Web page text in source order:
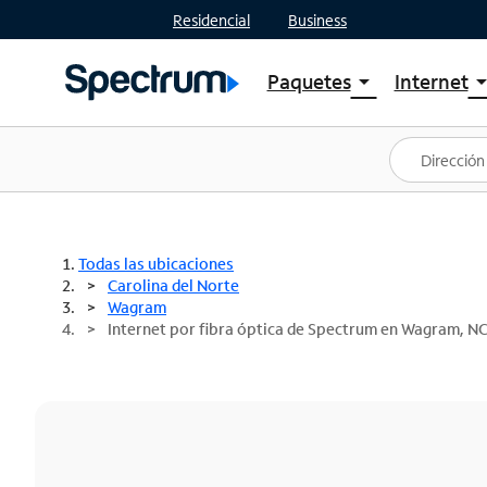
Residencial Business
Paquetesarrow_drop_down
Ver paquetes
Spectrum One
Mejores ofertas
Internetarrow_drop_down
Planes
Todas las ubicaciones
Carolina del Norte
Wagram
Internet por fibra óptica de Spectrum en Wagram, NC